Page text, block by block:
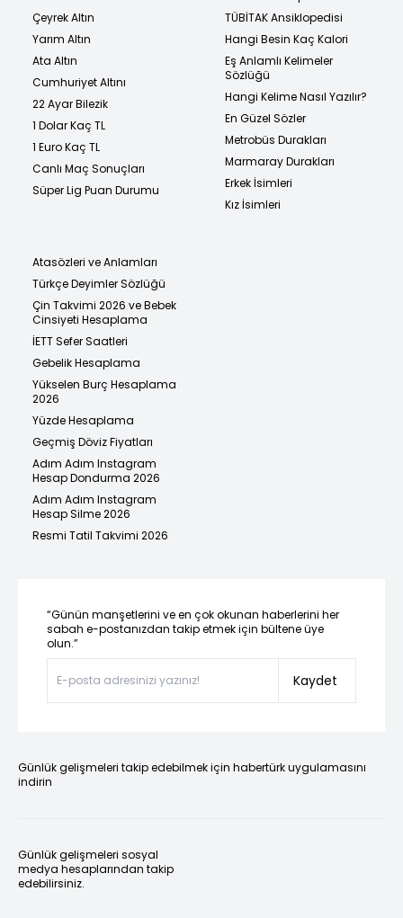
Çeyrek Altın
Yarım Altın
Ata Altın
Cumhuriyet Altını
22 Ayar Bilezik
1 Dolar Kaç TL
1 Euro Kaç TL
Canlı Maç Sonuçları
Süper Lig Puan Durumu
TÜBİTAK Ansiklopedisi
Hangi Besin Kaç Kalori
Eş Anlamlı Kelimeler
Sözlüğü
Hangi Kelime Nasıl Yazılır?
En Güzel Sözler
Metrobüs Durakları
Marmaray Durakları
Erkek İsimleri
Kız İsimleri
Atasözleri ve Anlamları
Türkçe Deyimler Sözlüğü
Çin Takvimi 2026 ve Bebek
Cinsiyeti Hesaplama
İETT Sefer Saatleri
Gebelik Hesaplama
Yükselen Burç Hesaplama
2026
Yüzde Hesaplama
Geçmiş Döviz Fiyatları
Adım Adım Instagram
Hesap Dondurma 2026
Adım Adım Instagram
Hesap Silme 2026
Resmi Tatil Takvimi 2026
“Günün manşetlerini ve en çok okunan haberlerini her
sabah e-postanızdan takip etmek için bültene üye
olun.”
Kaydet
Günlük gelişmeleri takip edebilmek için habertürk uygulamasını
indirin
Günlük gelişmeleri sosyal
medya hesaplarından takip
edebilirsiniz.